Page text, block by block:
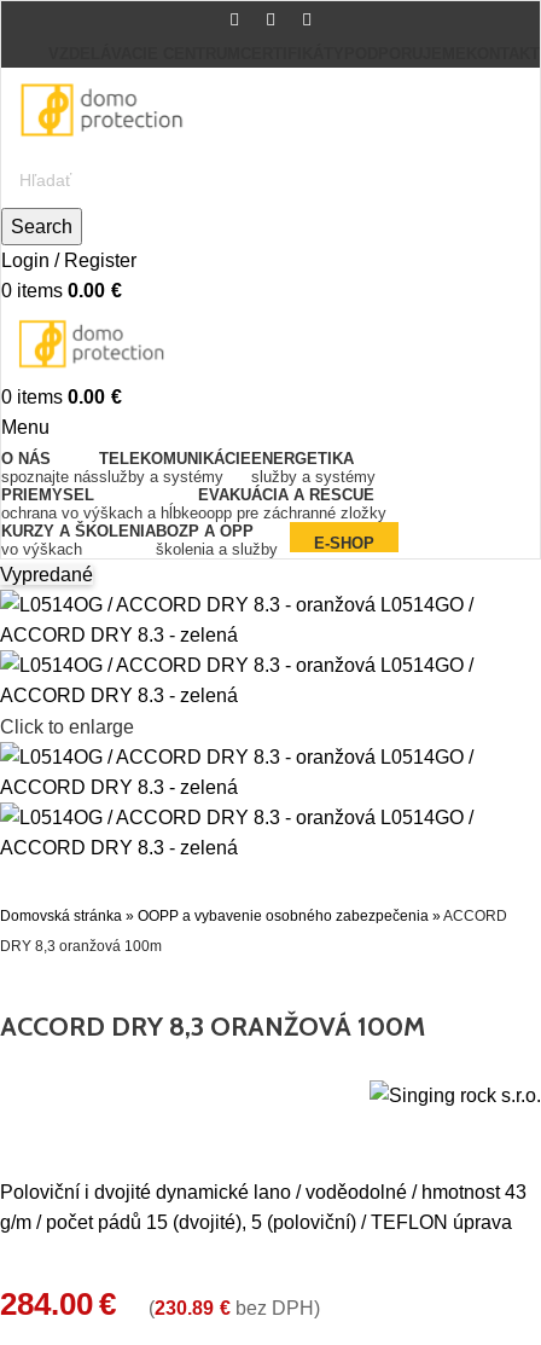
Search
Login / Register
0 items 0.00 €
0 items 0.00 €
Menu
O NÁS
spoznajte nás
TELEKOMUNIKÁCIE
služby a systémy
ENERGETIKA
služby a systémy
PRIEMYSEL
ochrana vo výškach a hĺbke
EVAKUÁCIA A RESCUE
oopp pre záchranné zložky
KURZY A ŠKOLENIA
vo výškach
BOZP A OPP
školenia a služby
E-SHOP
Vypredané
Click to enlarge
Domovská stránka » OOPP a vybavenie osobného zabezpečenia »ACCORD
DRY 8,3 oranžová 100m
ACCORD DRY 8,3 ORANŽOVÁ 100M
Poloviční i dvojité dynamické lano / voděodolné / hmotnost 43
g/m / počet pádů 15 (dvojité), 5 (poloviční) / TEFLON úprava
284.00€ (230.89 € bez DPH)